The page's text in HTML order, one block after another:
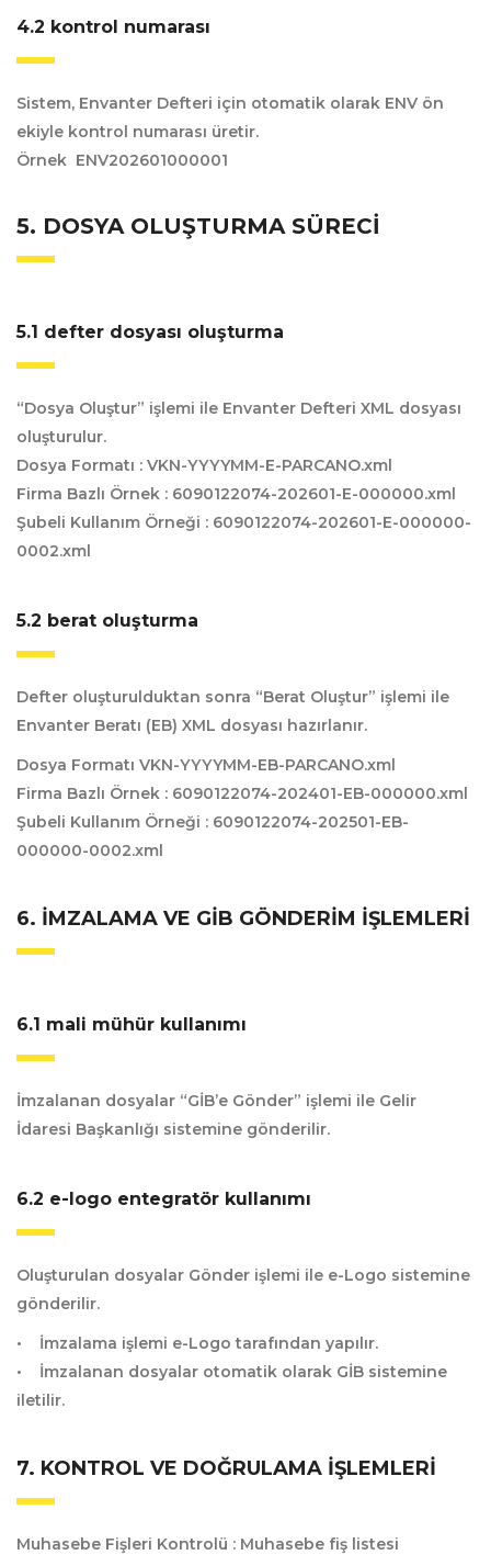
4.2 kontrol numarası
Sistem, Envanter Defteri için otomatik olarak ENV ön
ekiyle kontrol numarası üretir.
Örnek ENV202601000001
5. DOSYA OLUŞTURMA SÜRECI
5.1 defter dosyası oluşturma
“Dosya Oluştur” işlemi ile Envanter Defteri XML dosyası
oluşturulur.
Dosya Formatı : VKN-YYYYMM-E-PARCANO.xml
Firma Bazlı Örnek : 6090122074-202601-E-000000.xml
Şubeli Kullanım Örneği : 6090122074-202601-E-000000-
0002.xml
5.2 berat oluşturma
Defter oluşturulduktan sonra “Berat Oluştur” işlemi ile
Envanter Beratı (EB) XML dosyası hazırlanır.
Dosya Formatı VKN-YYYYMM-EB-PARCANO.xml
Firma Bazlı Örnek : 6090122074-202401-EB-000000.xml
Şubeli Kullanım Örneği : 6090122074-202501-EB-
000000-0002.xml
6. İMZALAMA VE GİB GÖNDERIM İŞLEMLERI
6.1 mali mühür kullanımı
İmzalanan dosyalar “GİB’e Gönder” işlemi ile Gelir
İdaresi Başkanlığı sistemine gönderilir.
6.2 e-logo entegratör kullanımı
Oluşturulan dosyalar Gönder işlemi ile e-Logo sistemine
gönderilir.
• İmzalama işlemi e-Logo tarafından yapılır.
• İmzalanan dosyalar otomatik olarak GİB sistemine
iletilir.
7. KONTROL VE DOĞRULAMA İŞLEMLERI
Muhasebe Fişleri Kontrolü : Muhasebe fiş listesi